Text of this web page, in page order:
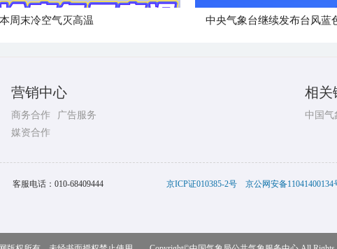
本周末冷空气灭高温 中央气象台继续发布台风蓝
营销中心
商务合作
广告服务
媒资合作
相关
中国气
客服电话： 010-68409444 京ICP证010385-2号 京公网安备11041400134